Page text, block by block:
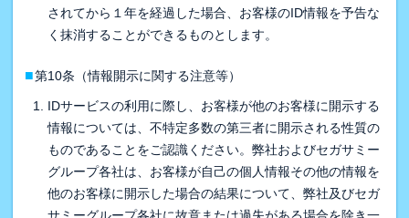
されてから１年を経過した場合、お客様のID情報を予告な
く抹消することができるものとします。
■第10条（情報開示に関する注意等）
IDサービスの利用に際し、お客様が他のお客様に開示する
情報については、不特定多数の第三者に開示される性質の
ものであることをご認識ください。弊社およびセガサミー
グループ各社は、お客様が自己の個人情報その他の情報を
他のお客様に開示した場合の結果について、弊社及びセガ